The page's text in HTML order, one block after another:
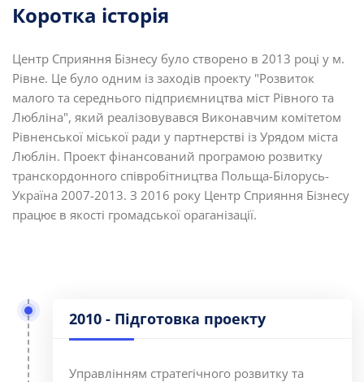
Коротка історія
Центр Сприяння Бізнесу було створено в 2013 році у м.
Рівне. Це було одним із заходів проекту "Розвиток
малого та середнього підприємництва міст Рівного та
Любліна", який реалізовувався Виконавчим комітетом
Рівненської міської ради у партнерстві із Урядом міста
Люблін. Проект фінансований програмою розвитку
транскордонного співробітництва Польща-Білорусь-
Україна 2007-2013. З 2016 року Центр Сприяння Бізнесу
працює в якості громадської ораганізації.
2010 - Підготовка проекту
Управлінням стратегічного розвитку та